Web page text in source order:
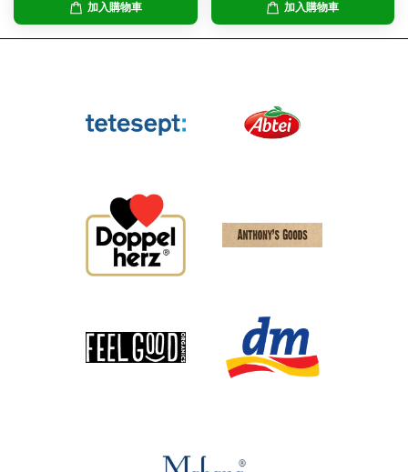
加入購物車 加入購物車